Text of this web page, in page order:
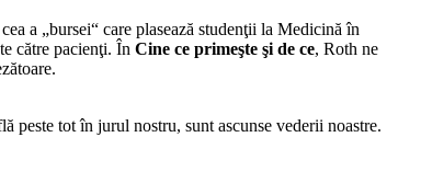
a „bursei“ care plasează studenţii la Medicină în
către pacienţi. În Cine ce primeşte şi de ce, Roth ne
peste tot în jurul nostru, sunt ascunse vederii noastre.